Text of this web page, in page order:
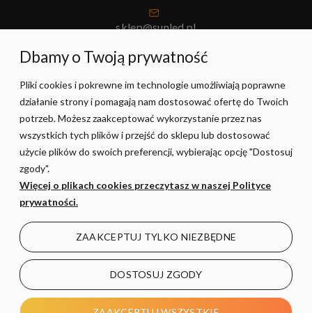
sklep@sunled.pl
+48 690 128 561
POMOC
MOJE KONTO
O NAS
POKAŻ PEŁNĄ WERSJĘ STRONY
Dbamy o Twoją prywatność
Pliki cookies i pokrewne im technologie umożliwiają poprawne
działanie strony i pomagają nam dostosować ofertę do Twoich
potrzeb. Możesz zaakceptować wykorzystanie przez nas
wszystkich tych plików i przejść do sklepu lub dostosować
użycie plików do swoich preferencji, wybierając opcję "Dostosuj
zgody".
Więcej o plikach cookies przeczytasz w naszej Polityce
prywatności.
ZAAKCEPTUJ TYLKO NIEZBĘDNE
DOSTOSUJ ZGODY